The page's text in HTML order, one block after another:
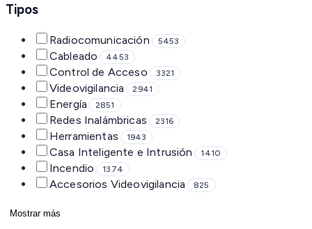
Tipos
Radiocomunicación 5453
Cableado 4453
Control de Acceso 3321
Videovigilancia 2941
Energía 2851
Redes Inalámbricas 2316
Herramientas 1943
Casa Inteligente e Intrusión 1410
Incendio 1374
Accesorios Videovigilancia 825
Mostrar más